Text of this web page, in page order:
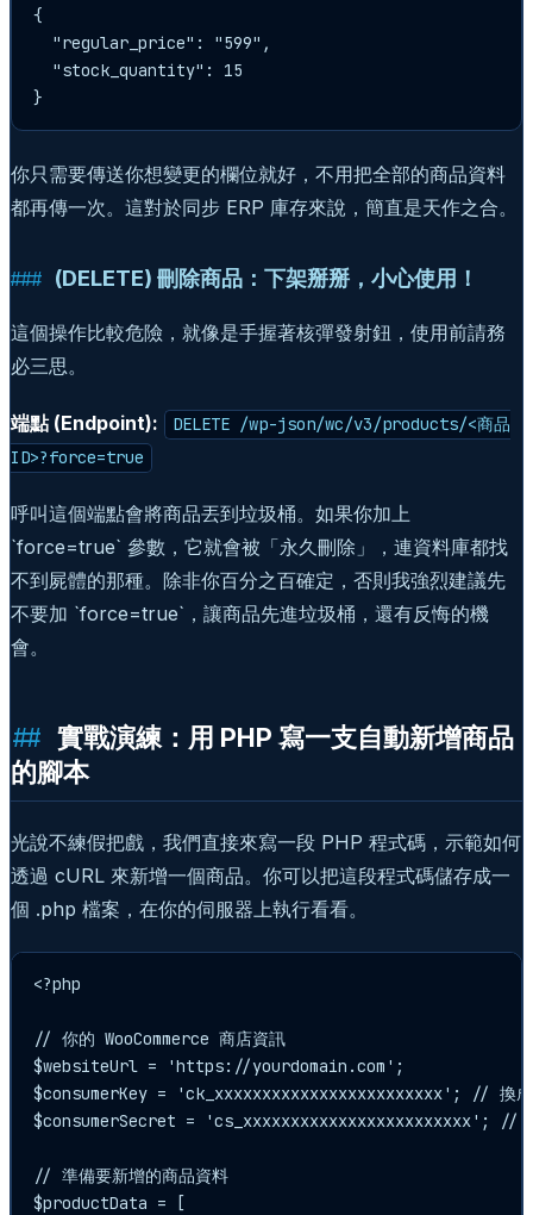
{
  "regular_price": "599",
  "stock_quantity": 15
}
你只需要傳送你想變更的欄位就好，不用把全部的商品資料
都再傳一次。這對於同步 ERP 庫存來說，簡直是天作之合。
(DELETE) 刪除商品：下架掰掰，小心使用！
這個操作比較危險，就像是手握著核彈發射鈕，使用前請務
必三思。
端點 (Endpoint):
DELETE /wp-json/wc/v3/products/<商品
ID>?force=true
呼叫這個端點會將商品丟到垃圾桶。如果你加上
`force=true` 參數，它就會被「永久刪除」，連資料庫都找
不到屍體的那種。除非你百分之百確定，否則我強烈建議先
不要加 `force=true`，讓商品先進垃圾桶，還有反悔的機
會。
實戰演練：用 PHP 寫一支自動新增商品
的腳本
光說不練假把戲，我們直接來寫一段 PHP 程式碼，示範如何
透過 cURL 來新增一個商品。你可以把這段程式碼儲存成一
個 .php 檔案，在你的伺服器上執行看看。
<?php
// 你的 WooCommerce 商店資訊
$websiteUrl = 'https://yourdomain.com';
$consumerKey = 'ck_xxxxxxxxxxxxxxxxxxxxxxxx'; // 換成
$consumerSecret = 'cs_xxxxxxxxxxxxxxxxxxxxxxxx'; //
// 準備要新增的商品資料
$productData = [